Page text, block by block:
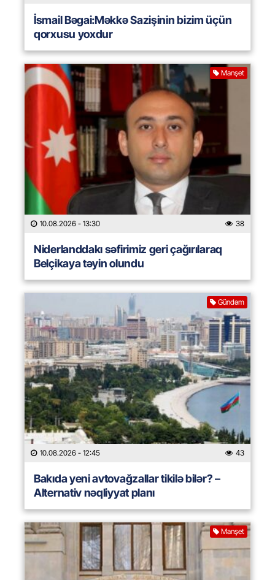
İsmail Bəgai:Məkkə Sazişinin bizim üçün
qorxusu yoxdur
Manşet
10.08.2026 - 13:30 38
Niderlanddakı səfirimiz geri çağırılaraq
Belçikaya təyin olundu
Gündəm
10.08.2026 - 12:45 43
Bakıda yeni avtovağzallar tikilə bilər? –
Alternativ nəqliyyat planı
Manşet